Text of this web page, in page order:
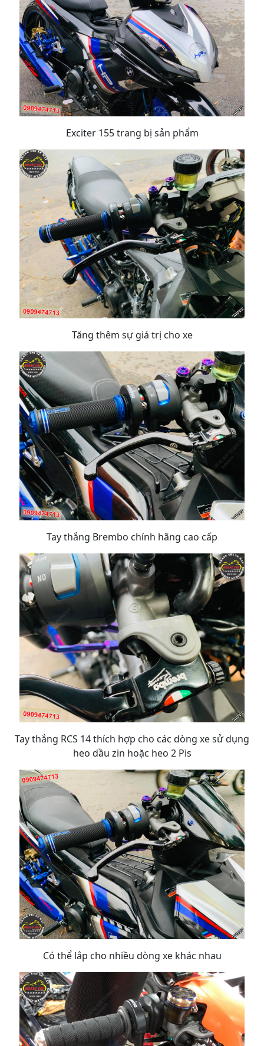
Exciter 155 trang bị sản phẩm
Tăng thêm sự giá trị cho xe
Tay thắng Brembo chính hãng cao cấp
Tay thắng RCS 14 thích hợp cho các dòng xe sử dụng
heo dầu zin hoặc heo 2 Pis
Có thể lắp cho nhiều dòng xe khác nhau